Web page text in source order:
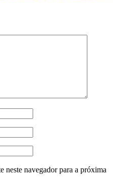
neste navegador para a próxima